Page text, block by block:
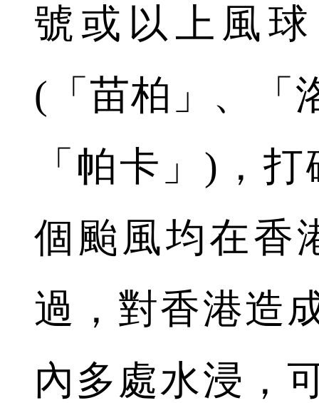
號或以上風
(「苗柏」、「
「帕卡」)，
個颱風均在香
過，對香港造
內多處水浸，